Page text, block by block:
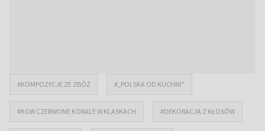
#KOMPOZYCJE ZE ZBÓŻ #„POLSKA OD KUCHNI"
#KGW CZERWONE KORALE W KLASKACH #DEKORACJA Z KŁOSÓW